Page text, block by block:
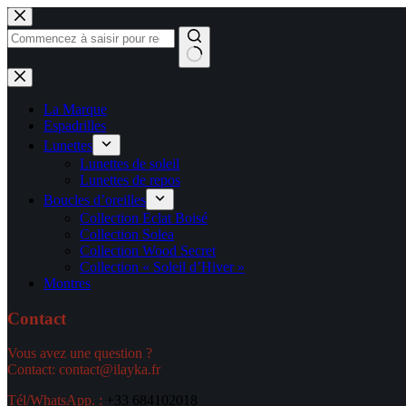
Passer
au
contenu
Aucun
résultat
La Marque
Espadrilles
Lunettes
Lunettes de soleil
Lunettes de repos
Boucles d’oreilles
Collection Eclat Boisé
Collection Solea
Collection Wood Secret
Collection « Soleil d’Hiver »
Montres
Contact
Vous avez une question ?
Contact: contact@ilayka.fr
Tél/WhatsApp. : +33 684102018